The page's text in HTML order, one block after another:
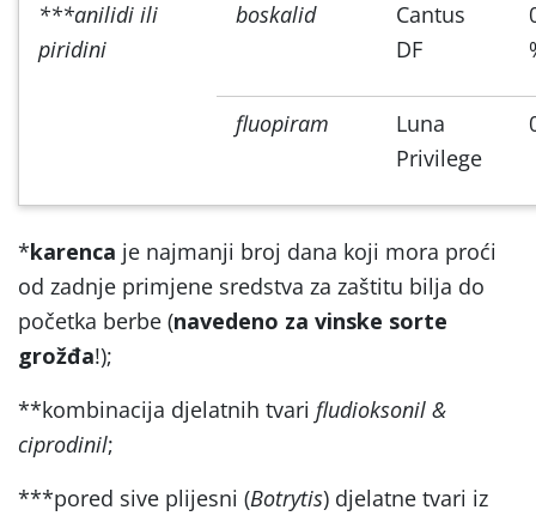
***anilidi ili
piridini
boskalid
Cantus
DF
fluopiram
Luna
Privilege
*karenca je najmanji broj dana koji mora proći
od zadnje primjene sredstva za zaštitu bilja do
početka berbe (navedeno za vinske sorte
grožđa!);
**kombinacija djelatnih tvari fludioksonil &
ciprodinil;
***pored sive plijesni (Botrytis) djelatne tvari iz